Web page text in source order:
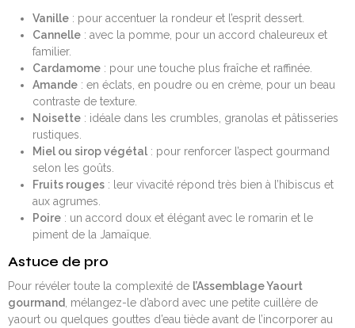
Vanille: pour accentuer la rondeur et l’esprit dessert.
Cannelle: avec la pomme, pour un accord chaleureux et
familier.
Cardamome: pour une touche plus fraîche et raffinée.
Amande: en éclats, en poudre ou en crème, pour un beau
contraste de texture.
Noisette: idéale dans les crumbles, granolas et pâtisseries
rustiques.
Miel ou sirop végétal: pour renforcer l’aspect gourmand
selon les goûts.
Fruits rouges: leur vivacité répond très bien à l’hibiscus et
aux agrumes.
Poire: un accord doux et élégant avec le romarin et le
piment de la Jamaïque.
Astuce de pro
Pour révéler toute la complexité de l’Assemblage Yaourt
gourmand
, mélangez-le d’abord avec une petite cuillère de
yaourt ou quelques gouttes d’eau tiède avant de l’incorporer au